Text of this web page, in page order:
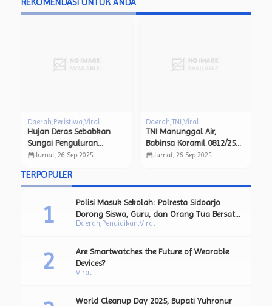
REKOMENDASI UNTUK ANDA
Daerah Peristiwa Viral
Hujan Deras Sebabkan
Sungai Penguluran
Meluap, 830 KK di Malang
Bersama BPBD.
calendar_monthJumat, 26 Sep 2025
Daerah TNI Viral
TNI Manunggal Air,
Babinsa Koramil 0812/25
Sarirejo Dampingi
Kesulitan Air Bersih.
calendar_monthJumat, 26 Sep 2025
TERPOPULER
Daerah Pendidikan Viral
Polisi Masuk Sekolah: Polresta Sidoarjo
Dorong Siswa, Guru, dan Orang Tua Bersatu
Lawan Perundungan.
Viral
Are Smartwatches the Future of Wearable
Devices?
World Cleanup Day 2025, Bupati Yuhronur